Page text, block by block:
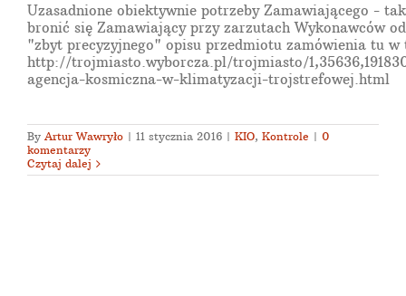
Uzasadnione obiektywnie potrzeby Zamawiającego -
bronić się Zamawiający przy zarzutach Wykonawców
"zbyt precyzyjnego" opisu przedmiotu zamówienia tu w
http://trojmiasto.wyborcza.pl/trojmiasto/
agencja-kosmiczna-w-klimatyzacji-trojstrefowej.html
By Artur Wawryło | 11 stycznia 2016 | KIO, Kontrole | 0
komentarzy
Czytaj dalej